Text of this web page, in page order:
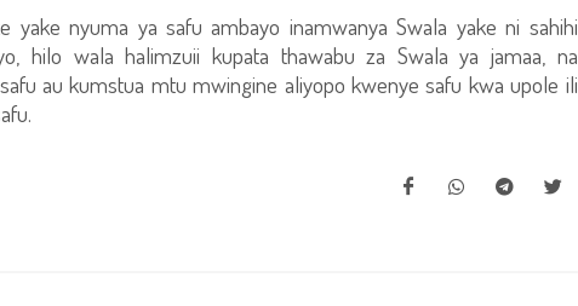
yake nyuma ya safu ambayo inamwanya Swala yake ni sahihi
hilo wala halimzuii kupata thawabu za Swala ya jamaa, na
au kumstua mtu mwingine aliyopo kwenye safu kwa upole ili